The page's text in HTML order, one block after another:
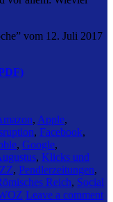
vom 12. Juli 2017
, Apple,
, Facebook,
, Google,
, Klicks und
, Pendlerzeitungen,
Reich, Social
Leave a comment